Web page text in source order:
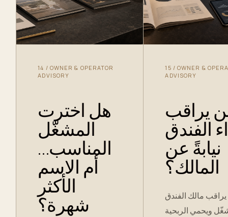
14 / OWNER & OPERATOR
ADVISORY
هل اخترت
المشغّل
المناسب…
أم الاسم
الأكثر
شهرة؟
15 / OWNER &
ADVISORY
يراقب
الفندق
نيابةً عن
المالك؟
مالك الفندق
ويحمي الربحية